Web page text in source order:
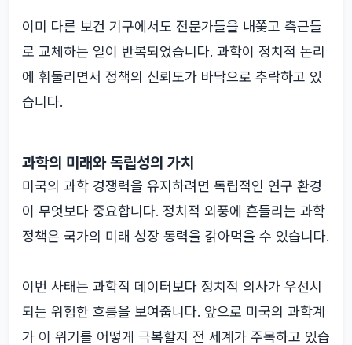
이미 다른 보건 기구에서도 전문가들을 내쫓고 측근들
로 교체하는 일이 반복되었습니다. 과학이 정치적 논리
에 휘둘리면서 정책의 신뢰도가 바닥으로 추락하고 있
습니다.
과학의 미래와 독립성의 가치
미국의 과학 경쟁력을 유지하려면 독립적인 연구 환경
이 무엇보다 중요합니다. 정치적 외풍에 흔들리는 과학
정책은 국가의 미래 성장 동력을 갉아먹을 수 있습니다.
이번 사태는 과학적 데이터보다 정치적 의사가 우선시
되는 위험한 흐름을 보여줍니다. 앞으로 미국의 과학계
가 이 위기를 어떻게 극복할지 전 세계가 주목하고 있습